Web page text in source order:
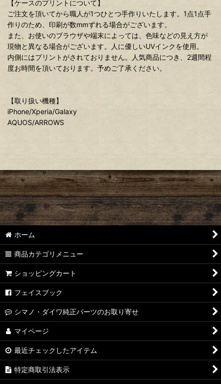
【ケースのプリントについて】
ご注文を頂いてから職人が1つひとつ手作りいたします。1点1点手
作りのため、印刷が数mmずれる場合がございます。
また、お使いのブラウザや端末によっては、色味などの見え方が
現物と異なる場合がございます。人に優しいUVインクを使用。
内側にはプリントがされておりません。人気商品につき、2週間程
度お時間を頂いております。予めご了承ください。
【取り扱い機種】
iPhone/Xperia/Galaxy
AQUOS/ARROWS
ホーム
商品カテゴリメニュー
ショッピングカート
フェイスブック
シマノ・ダイワ純正パーツのお取り寄せ
マイページ
最近チェックしたアイテム
特定商取引法表示